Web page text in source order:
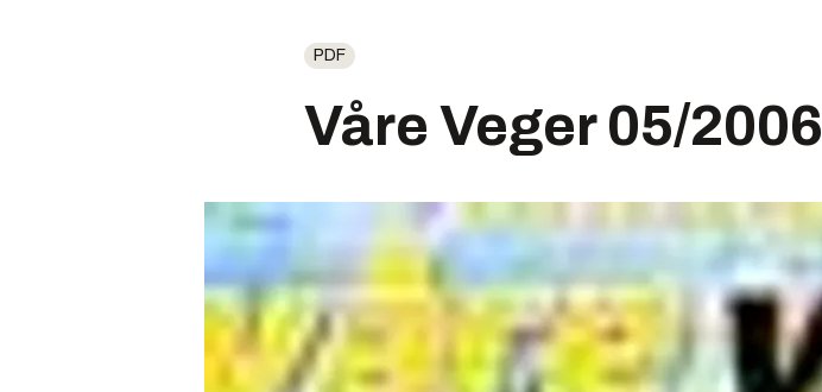
PDF
Våre Veger 05/2006